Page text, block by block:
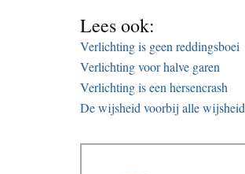
Lees ook:
Verlichting is geen reddingsboei
Verlichting voor halve garen
Verlichting is een hersencrash
De wijsheid voorbij alle wijsheid